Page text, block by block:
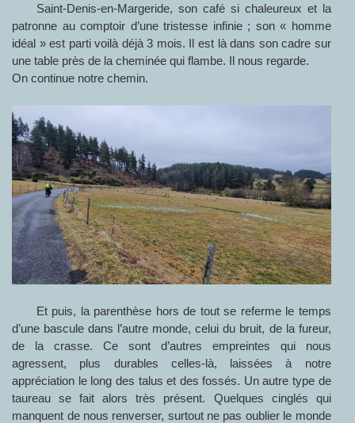
Saint-Denis-en-Margeride, son café si chaleureux et la
patronne au comptoir d’une tristesse infinie ; son « homme
idéal » est parti voilà déjà 3 mois. Il est là dans son cadre sur
une table près de la cheminée qui flambe. Il nous regarde.
On continue notre chemin.
Et puis, la parenthèse hors de tout se referme le temps
d’une bascule dans l’autre monde, celui du bruit, de la fureur,
de la crasse. Ce sont d’autres empreintes qui nous
agressent, plus durables celles-là, laissées à notre
appréciation le long des talus et des fossés. Un autre type de
taureau se fait alors très présent. Quelques cinglés qui
manquent de nous renverser, surtout ne pas oublier le monde